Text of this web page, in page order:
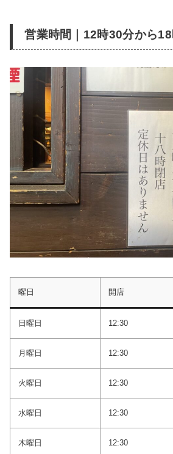
営業時間｜12時30分から
曜日 開店
日曜日 12:30
月曜日 12:30
火曜日 12:30
水曜日 12:30
木曜日 12:30